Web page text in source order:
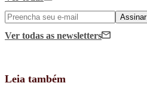
Assinar
Ver todas as newsletters
Leia também